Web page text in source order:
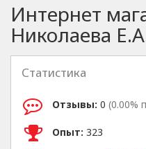
Интернет
Николаева
Статистика
Отзывы: 0 (0.00%
Опыт: 323